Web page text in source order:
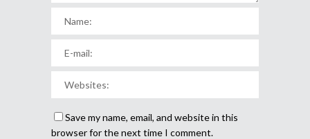
Save my name, email, and website in this
browser for the next time I comment.